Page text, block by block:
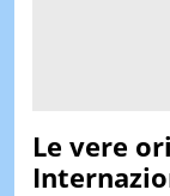
Le vere